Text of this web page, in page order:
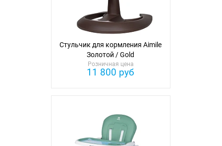
Стульчик для кормления Aimile
Золотой / Gold
Розничная цена
11 800 руб